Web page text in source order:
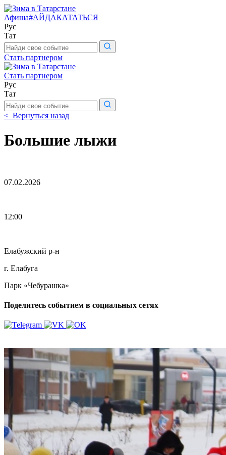
Афиша#АЙДАКАТАТЬСЯ
Рус
Тат
Поиск
по
сайту
Стать партнером
Стать партнером
Рус
Тат
Поиск
по
сайту
< Вернуться назад
Большие лыжи
07.02.2026
12:00
Елабужский р-н
г. Елабуга
Парк «Чебурашка»
Поделитесь событием в социальных сетях